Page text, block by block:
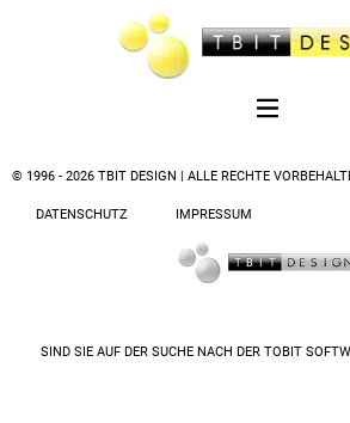
© 1996 - 2026 TBIT DESIGN | ALLE RECHTE
DATENSCHUTZ IMPRESSUM
SIND SIE AUF DER SUCHE NACH DER TOBIT